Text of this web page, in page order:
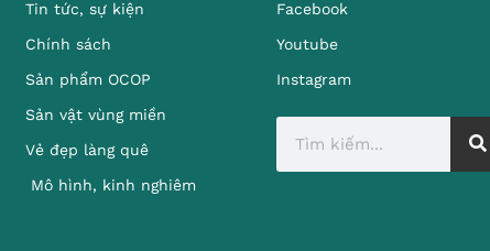
Tin tức, sự kiện
Chính sách
Sản phẩm OCOP
Sản vật vùng miền
Vẻ đẹp làng quê
Mô hình, kinh nghiêm
Facebook
Youtube
Instagram